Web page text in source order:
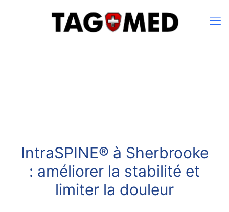
IntraSPINE® à Sherbrooke
: améliorer la stabilité et
limiter la douleur